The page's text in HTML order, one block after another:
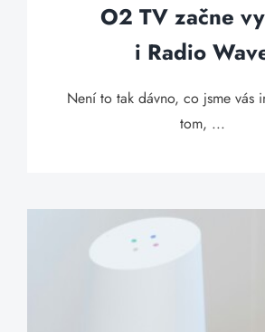
O2 TV začne
i Radio
Není to tak dávno, co jsme vás
tom, ...